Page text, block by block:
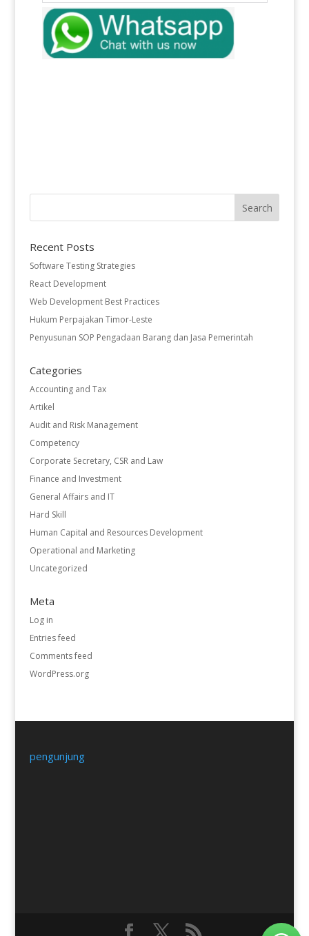
Recent Posts
Software Testing Strategies
React Development
Web Development Best Practices
Hukum Perpajakan Timor-Leste
Penyusunan SOP Pengadaan Barang dan Jasa Pemerintah
Categories
Accounting and Tax
Artikel
Audit and Risk Management
Competency
Corporate Secretary, CSR and Law
Finance and Investment
General Affairs and IT
Hard Skill
Human Capital and Resources Development
Operational and Marketing
Uncategorized
Meta
Log in
Entries feed
Comments feed
WordPress.org
pengunjung